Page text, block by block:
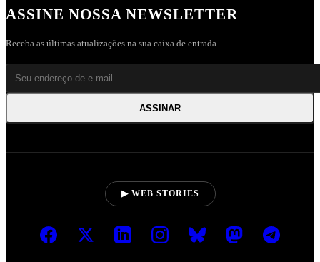
ASSINE NOSSA NEWSLETTER
Receba as últimas atualizações na sua caixa de entrada.
ASSINAR
▶ WEB STORIES